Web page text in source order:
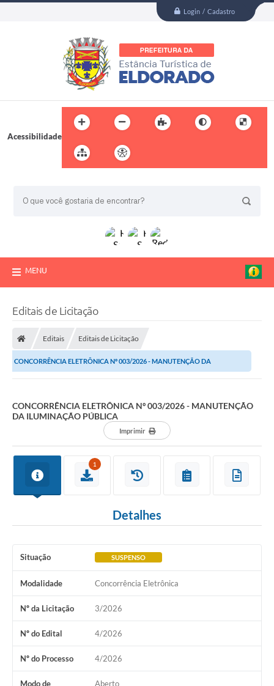
Login / Cadastro
Acessibilidade
MENU
Editais de Licitação
Editais Editais de Licitação
CONCORRÊNCIA ELETRÔNICA Nº 003/2026 - MANUTENÇÃO DA
CONCORRÊNCIA ELETRÔNICA Nº 003/2026 - MANUTENÇÃO
DA ILUMINAÇÃO PÚBLICA
Imprimir
1
Detalhes
Situação SUSPENSO
Modalidade Concorrência Eletrônica
Nº da Licitação 3/2026
Nº do Edital 4/2026
Nº do Processo 4/2026
Modo de
Aberto